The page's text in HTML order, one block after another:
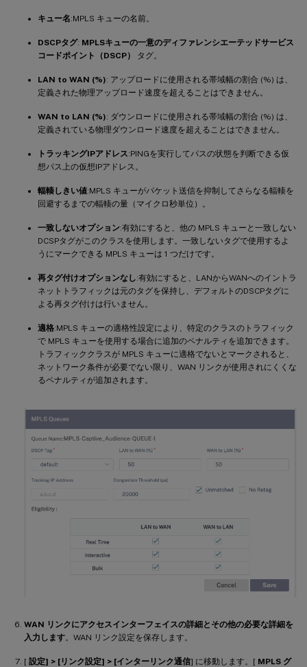
キュー名:MPLS キューの名前。
DSCPタグ: MPLSキューの一意のディファレンシエーテッドサービス
コードポイント（DSCP）
タグ。
LAN to WAN (%): アップロードに使用される帯域幅の割合 (%) は、
定義された物理アップロード速度を超えることはできません。
WAN to LAN (%): ダウンロードに使用される帯域幅の割合 (%) は、
定義されている物理ダウンロード速度を超えることはできません。
トラッキングIPアドレス:PINGを実行してパスの状態を判断できる仮
想パス上の仮想IPアドレス。
輻輳しきい値:MPLS キューがパケット送信を抑制してさらなる輻輳を
回避するまでの輻輳の量（マイクロ秒単位）。
一致しないオプション:有効にすると、他の MPLS キューと一致しない
DCSPタグがこのクラスを使用します。一致しないタグで使用するよ
うにマークできる MPLS キューは 1 つだけです。
再タグ付けオプションなし:有効にすると、LANからWANへのイントラ
ネットトラフィックは元のタグを保持し、デフォルトのDSCPタグに
よる再タグ付けは行いません。
適格:MPLS キューの適格性設定により、特定のクラスのトラフィック
で MPLS キューを使用する場合に追加のペナルティを追加できます。
トラフィッククラスが MPLS キューに適格でないとマークされると、
ネットワーク条件が必要でない限り、WAN リンクが使用されにくくな
るペナルティが追加されます。
WAN リンクにアクセスインターフェイスの詳細とその他の必要な詳細を
入力します。WAN リンク設定を保存します。
[ 設定] > [リンク設定] > [インターリンク通信] に移動します。[ MPLS グ